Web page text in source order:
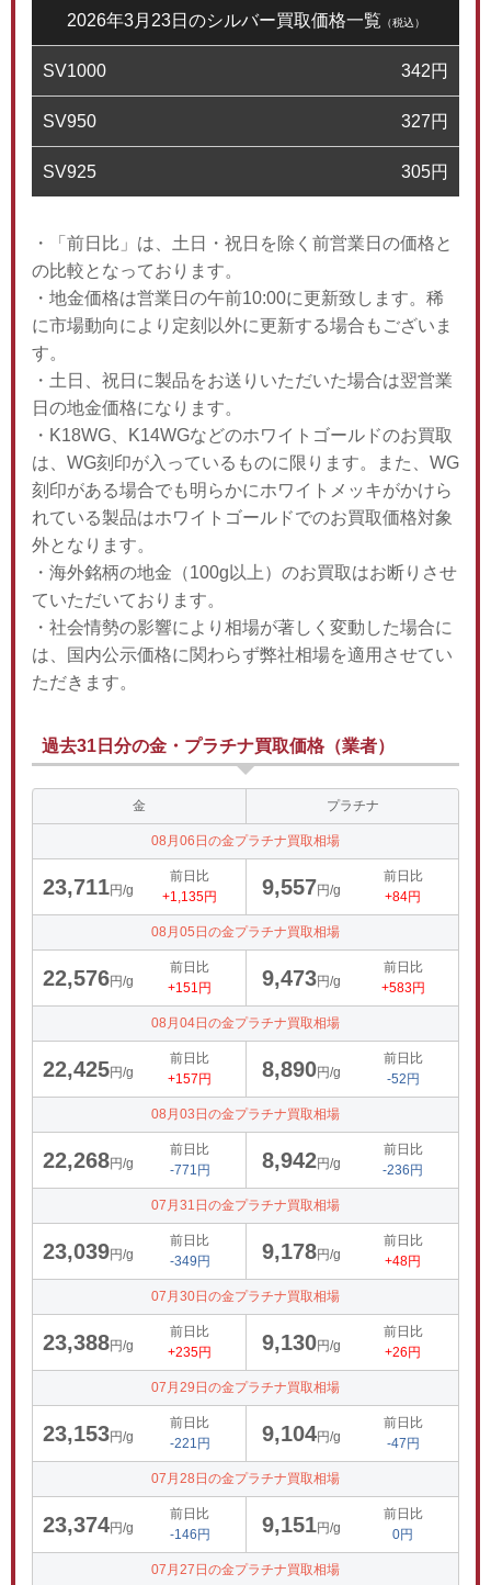
2026年3月23日のシルバー買取価格一覧 （税込）
SV1000 342円
SV950 327円
SV925 305円
・「前日比」は、土日・祝日を除く前営業日の価格と
の比較となっております。
・地金価格は営業日の午前10:00に更新致します。稀
に市場動向により定刻以外に更新する場合もございま
す。
・土日、祝日に製品をお送りいただいた場合は翌営業
日の地金価格になります。
・K18WG、K14WGなどのホワイトゴールドのお買取
は、WG刻印が入っているものに限ります。また、WG
刻印がある場合でも明らかにホワイトメッキがかけら
れている製品はホワイトゴールドでのお買取価格対象
外となります。
・海外銘柄の地金（100g以上）のお買取はお断りさせ
ていただいております。
・社会情勢の影響により相場が著しく変動した場合に
は、国内公示価格に関わらず弊社相場を適用させてい
ただきます。
過去31日分の金・プラチナ買取価格（業者）
金 プラチナ
08月06日の金プラチナ買取相場
23,711円/g
前日比
+1,135円
9,557円/g
前日比
+84円
08月05日の金プラチナ買取相場
22,576円/g
前日比
+151円
9,473円/g
前日比
+583円
08月04日の金プラチナ買取相場
22,425円/g
前日比
+157円
8,890円/g
前日比
-52円
08月03日の金プラチナ買取相場
22,268円/g
前日比
-771円
8,942円/g
前日比
-236円
07月31日の金プラチナ買取相場
23,039円/g
前日比
-349円
9,178円/g
前日比
+48円
07月30日の金プラチナ買取相場
23,388円/g
前日比
+235円
9,130円/g
前日比
+26円
07月29日の金プラチナ買取相場
23,153円/g
前日比
-221円
9,104円/g
前日比
-47円
07月28日の金プラチナ買取相場
23,374円/g
前日比
-146円
9,151円/g
前日比
0円
07月27日の金プラチナ買取相場